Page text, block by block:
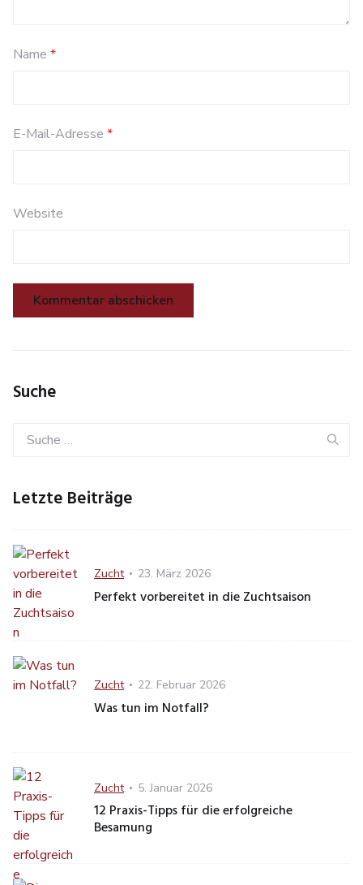
Name *
E-Mail-Adresse *
Website
Suche
Search
Letzte Beiträge
Category
Zucht
Posted
23. März 2026
Perfekt vorbereitet in die Zuchtsaison
Category
Zucht
Posted
on
22. Februar 2026
Was tun im Notfall?
Category
Zucht
Posted
on
5. Januar 2026
12 Praxis-Tipps für die erfolgreiche
Besamung